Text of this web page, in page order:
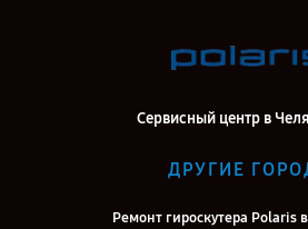
Сервисный центр в
ДРУГИЕ
Ремонт гироскутера Polaris